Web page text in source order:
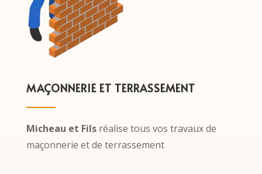
MAÇONNERIE ET TERRASSEMENT
Micheau et Filsréalise tous vos travaux de
maçonnerie et de terrassement